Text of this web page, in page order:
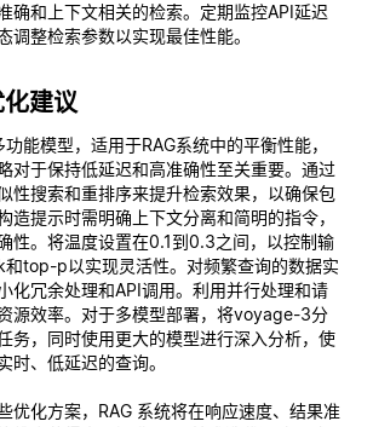
确和上下文相关的检索。定期监控API延迟
调整检索参数以实现最佳性能。
建议
能模型，适用于RAG系统中的平衡性能，
对于保持低延迟和高准确性至关重要。通过
性搜索和重排序来提升检索效果，以确保包
造提示时需明确上下文分离和简明的指令，
性。将温度设置在0.1到0.3之间，以控制输
top-p以实现灵活性。对频繁查询的数据实
化冗余处理和API调用。利用并行处理和请
源效率。对于多模型部署，将voyage-3分
务，同时使用更大的模型进行深入分析，使
时、低延迟的查询。
优化方案，RAG 系统将在响应速度、结果准